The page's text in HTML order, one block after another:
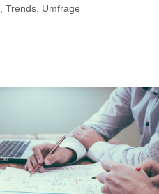
Trends, Umfrage